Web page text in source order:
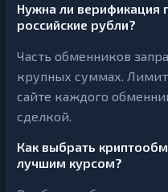
Нужна ли верификация
российские рубли?
Часть обменников
крупных суммах.
сайте каждого
сделкой.
Как выбрать
лучшим курсом?